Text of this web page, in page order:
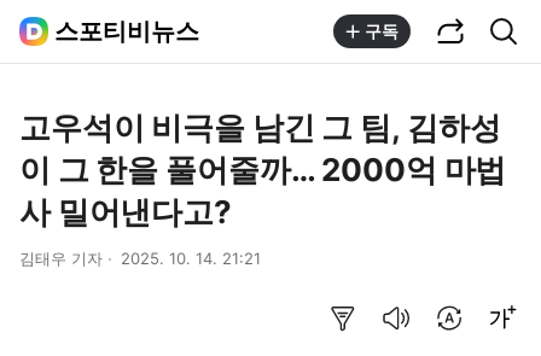
스포티비뉴스 구독
고우석이 비극을 남긴 그 팀, 김하성
이 그 한을 풀어줄까… 2000억 마법
사 밀어낸다고?
김태우 기자 2025. 10. 14. 21:21